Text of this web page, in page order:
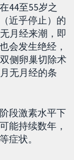
44至55岁之
近乎停止）的
月经来潮，即
会发生绝经，
侧卵巢切除术
无月经的条
段激素水平下
能持续数年，
症状。